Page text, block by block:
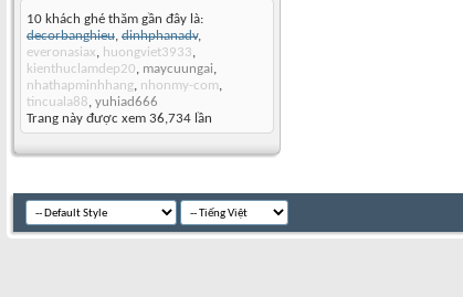
10 khách ghé thăm gần đây là:
decorbanghieu, dinhphanadv,
everonasiax, huongviet3933,
kienthuclamdep20, maycuungai,
nhathapminhhang, nhonmy-com,
tincuala88, yuhiad666
Trang này được xem 36,734 lần